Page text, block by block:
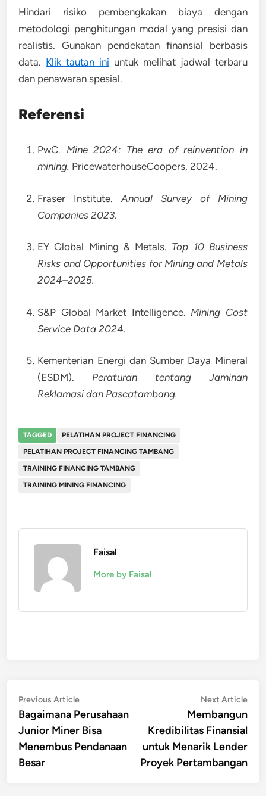
Hindari risiko pembengkakan biaya dengan
metodologi penghitungan modal yang presisi dan
realistis. Gunakan pendekatan finansial berbasis
data. Klik tautan ini untuk melihat jadwal terbaru
dan penawaran spesial.
Referensi
PwC. Mine 2024: The era of reinvention in
mining. PricewaterhouseCoopers, 2024.
Fraser Institute.Annual Survey of Mining
Companies 2023.
EY Global Mining & Metals. Top 10 Business
Risks and Opportunities for Mining and Metals
2024–2025.
S&P Global Market Intelligence. Mining Cost
Service Data 2024.
Kementerian Energi dan Sumber Daya Mineral
(ESDM). Peraturan tentang Jaminan
Reklamasi dan Pascatambang.
TAGGED
PELATIHAN PROJECT FINANCING
PELATIHAN PROJECT FINANCING TAMBANG
TRAINING FINANCING TAMBANG
TRAINING MINING FINANCING
Faisal
More by Faisal
Post
navigation
Previous ArticlePrevious
article:
Bagaimana Perusahaan
Junior Miner Bisa
Menembus Pendanaan
Besar
Next Article
Membangun
Kredibilitas Finansial
untuk Menarik Lender
Proyek Pertambangan